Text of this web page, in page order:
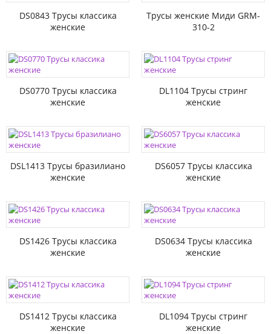
DS0843 Трусы классика
женские
Трусы женские Миди GRM-
310-2
DS0770 Трусы классика
женские
DL1104 Трусы стринг
женские
DSL1413 Трусы бразилиано
женские
DS6057 Трусы классика
женские
DS1426 Трусы классика
женские
DS0634 Трусы классика
женские
DS1412 Трусы классика
женские
DL1094 Трусы стринг
женские